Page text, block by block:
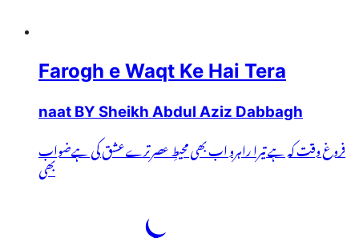
Farogh e Waqt Ke Hai Tera
naat BY Sheikh Abdul Aziz Dabbagh
فروغ وقت کہ ہے تیرا راہرو اب بھی محیطِ عصرترےعشق کی ہےضواب
بھی